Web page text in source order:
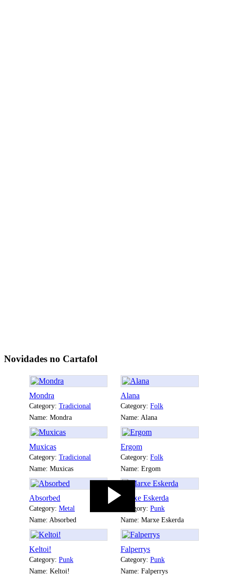
Novidades no Cartafol
Mondra
Category: Tradicional
Name: Mondra
Alana
Category: Folk
Name: Alana
Muxicas
Category: Tradicional
Name: Muxicas
Ergom
Category: Folk
Name: Ergom
Absorbed
Category: Metal
Name: Absorbed
Marxe Eskerda
Category: Punk
Name: Marxe Eskerda
Keltoi!
Category: Punk
Name: Keltoi!
Falperrys
Category: Punk
Name: Falperrys